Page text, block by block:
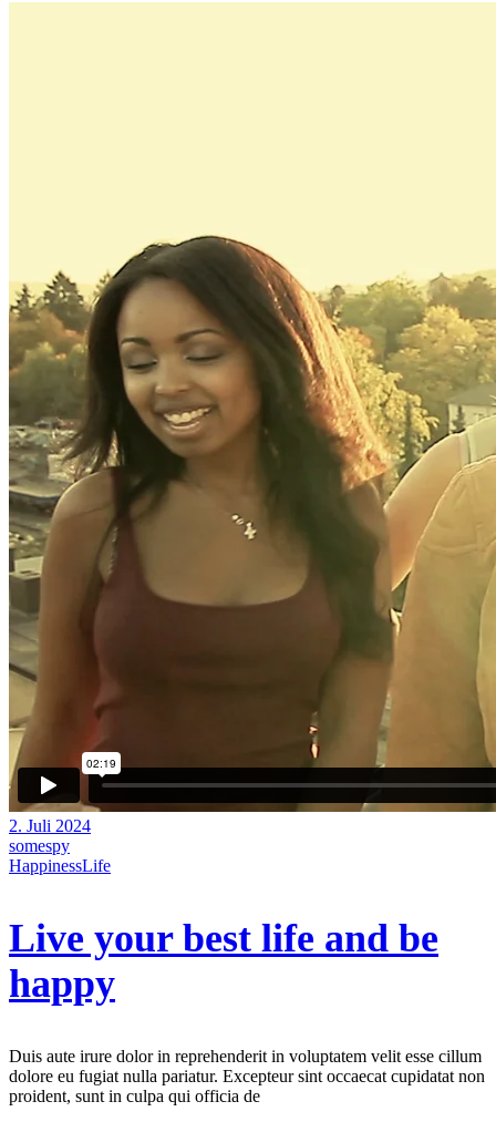
2. Juli 2024
somespy
HappinessLife
Live your best life and be
happy
Duis aute irure dolor in reprehenderit in voluptatem velit esse cillum
dolore eu fugiat nulla pariatur. Excepteur sint occaecat cupidatat non
proident, sunt in culpa qui officia de